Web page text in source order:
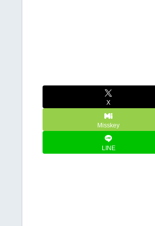
X
Misskey
LINE